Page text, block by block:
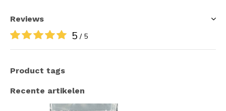
Reviews
5 / 5
Product tags
Recente artikelen